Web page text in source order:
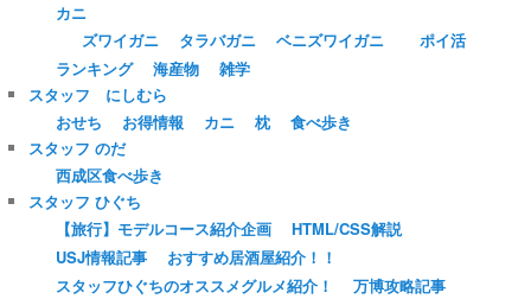
カニ
ズワイガニ
タラバガニ ベニズワイガニ
ポイ活
ランキング
海産物
雑学
スタッフ にしむら
おせち
お得情報 カニ 枕
食べ歩き
スタッフ のだ
西成区食べ歩き
スタッフ ひぐち
【旅行】モデルコース紹介企画
HTML/CSS解説
USJ情報記事
おすすめ居酒屋紹介！！
スタッフひぐちのオススメグルメ紹介！
万博攻略記事